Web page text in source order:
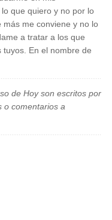
que quiero y no por lo
me conviene y no lo
a tratar a los que
En el nombre de
de Hoy son escritos por
o comentarios a